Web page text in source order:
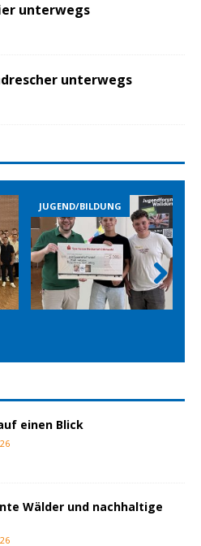
unterwegs
unterwegs
JUGEND/BILDUNG
Nex
t
einen Blick
Wälder und nachhaltige